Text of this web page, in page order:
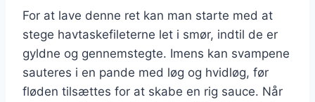
For at lave denne ret kan man starte med at
stege havtaskefileterne let i smør, indtil de er
gyldne og gennemstegte. Imens kan svampene
sauteres i en pande med løg og hvidløg, før
fløden tilsættes for at skabe en rig sauce. Når